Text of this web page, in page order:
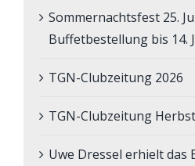
Sommernachtsfest 25.
Buffetbestellung bis 14.
TGN-Clubzeitung 2026
TGN-Clubzeitung
Uwe Dressel erhielt das